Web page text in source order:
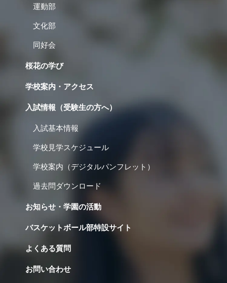
運動部
文化部
同好会
桜花の学び
学校案内・アクセス
入試情報（受験生の方へ）
入試基本情報
学校見学スケジュール
学校案内（デジタルパンフレット）
過去問ダウンロード
お知らせ・学園の活動
バスケットボール部特設サイト
よくある質問
お問い合わせ